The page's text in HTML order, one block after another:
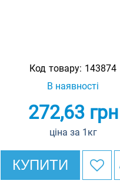
Код товару: 143874
В наявності
272,63грн
ціна за 1кг
КУПИТИ